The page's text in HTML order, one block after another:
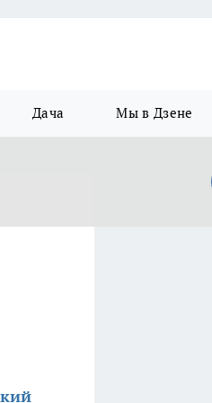
Дача Мы в Дзене